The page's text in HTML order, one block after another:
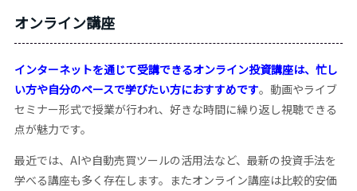
オンライン講座
インターネットを通じて受講できるオンライン投資講座は、忙し
い方や自分のペースで学びたい方におすすめです。動画やライブ
セミナー形式で授業が行われ、好きな時間に繰り返し視聴できる
点が魅力です。
最近では、AIや自動売買ツールの活用法など、最新の投資手法を
学べる講座も多く存在します。またオンライン講座は比較的安価